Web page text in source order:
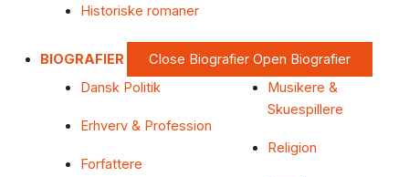
Historiske romaner
BIOGRAFIER Close Biografier Open Biografier
Dansk Politik
Erhverv & Profession
Forfattere
Musikere &
Skuespillere
Religion